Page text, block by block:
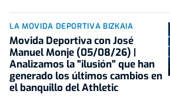
LA MOVIDA DEPORTIVA BIZKAIA
Movida Deportiva con José
Manuel Monje (05/08/26) |
Analizamos la "ilusión" que han
generado los últimos cambios en
el banquillo del Athletic